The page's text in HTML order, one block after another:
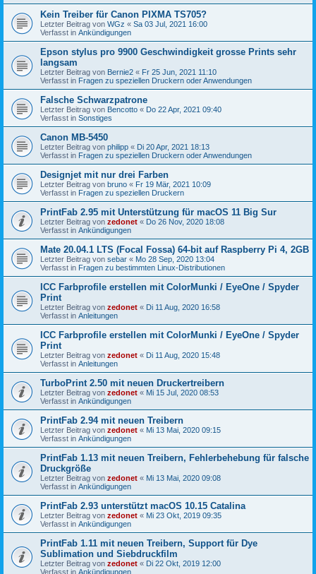
Kein Treiber für Canon PIXMA TS705?
Letzter Beitrag von WGz « Sa 03 Jul, 2021 16:00
Verfasst in Ankündigungen
Epson stylus pro 9900 Geschwindigkeit grosse Prints sehr
langsam
Letzter Beitrag von Bernie2 « Fr 25 Jun, 2021 11:10
Verfasst in Fragen zu speziellen Druckern oder Anwendungen
Falsche Schwarzpatrone
Letzter Beitrag von Bencotto « Do 22 Apr, 2021 09:40
Verfasst in Sonstiges
Canon MB-5450
Letzter Beitrag von philipp « Di 20 Apr, 2021 18:13
Verfasst in Fragen zu speziellen Druckern oder Anwendungen
Designjet mit nur drei Farben
Letzter Beitrag von bruno « Fr 19 Mär, 2021 10:09
Verfasst in Fragen zu speziellen Druckern
PrintFab 2.95 mit Unterstützung für macOS 11 Big Sur
Letzter Beitrag von zedonet « Do 26 Nov, 2020 18:08
Verfasst in Ankündigungen
Mate 20.04.1 LTS (Focal Fossa) 64-bit auf Raspberry Pi 4, 2GB
Letzter Beitrag von sebar « Mo 28 Sep, 2020 13:04
Verfasst in Fragen zu bestimmten Linux-Distributionen
ICC Farbprofile erstellen mit ColorMunki / EyeOne / Spyder
Print
Letzter Beitrag von zedonet « Di 11 Aug, 2020 16:58
Verfasst in Anleitungen
ICC Farbprofile erstellen mit ColorMunki / EyeOne / Spyder
Print
Letzter Beitrag von zedonet « Di 11 Aug, 2020 15:48
Verfasst in Anleitungen
TurboPrint 2.50 mit neuen Druckertreibern
Letzter Beitrag von zedonet « Mi 15 Jul, 2020 08:53
Verfasst in Ankündigungen
PrintFab 2.94 mit neuen Treibern
Letzter Beitrag von zedonet « Mi 13 Mai, 2020 09:15
Verfasst in Ankündigungen
PrintFab 1.13 mit neuen Treibern, Fehlerbehebung für falsche
Druckgröße
Letzter Beitrag von zedonet « Mi 13 Mai, 2020 09:08
Verfasst in Ankündigungen
PrintFab 2.93 unterstützt macOS 10.15 Catalina
Letzter Beitrag von zedonet « Mi 23 Okt, 2019 09:35
Verfasst in Ankündigungen
PrintFab 1.11 mit neuen Treibern, Support für Dye
Sublimation und Siebdruckfilm
Letzter Beitrag von zedonet « Di 22 Okt, 2019 12:00
Verfasst in Ankündigungen